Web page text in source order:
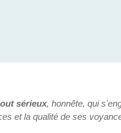
sérieux, honnête, qui
et la qualité de ses